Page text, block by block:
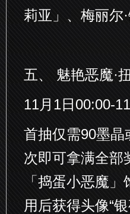
莉亚」、梅丽尔
五、 魅艳恶魔·
11月1日00:00-
首抽仅需90墨晶
次即可拿满全部
「捣蛋小恶魔
用后获得头像“